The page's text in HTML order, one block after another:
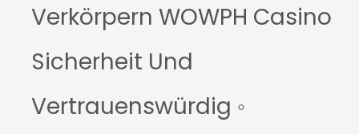
Verkörpern WOWPH Casino
Sicherheit Und
Vertrauenswürdig ◦